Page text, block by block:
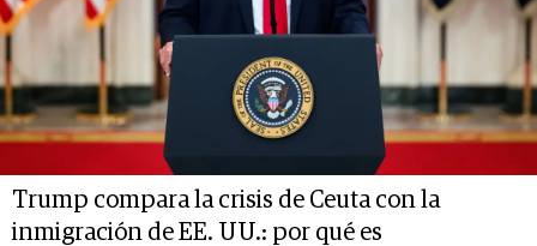
Trump compara la crisis de Ceuta con la
inmigración de EE. UU.: por qué es